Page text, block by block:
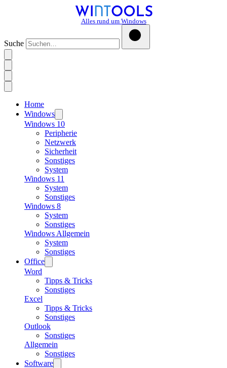
Alles rund um Windows
Suche
Home
Windows
Windows 10
Peripherie
Netzwerk
Sicherheit
Sonstiges
System
Windows 11
System
Sonstiges
Windows 8
System
Sonstiges
Windows Allgemein
System
Sonstiges
Office
Word
Tipps & Tricks
Sonstiges
Excel
Tipps & Tricks
Sonstiges
Outlook
Sonstiges
Allgemein
Sonstiges
Software